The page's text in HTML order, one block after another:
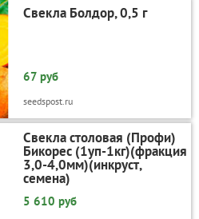
Свекла Болдор, 0,5 г
67 руб
seedspost.ru
Свекла столовая (Профи)
Бикорес (1уп-1кг)(фракция
3,0-4,0мм)(инкруст,
семена)
5 610 руб